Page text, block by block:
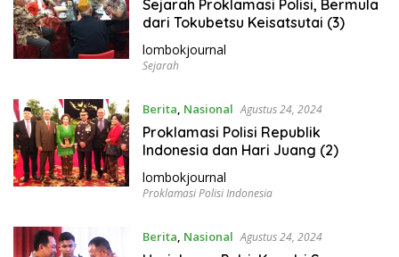
Sejarah Proklamasi Polisi, Bermula
dari Tokubetsu Keisatsutai (3)
lombokjournal
Sejarah
Berita Nasional Agustus 24, 2024
Proklamasi Polisi Republik
Indonesia dan Hari Juang (2)
lombokjournal
Proklamasi Polisi Indonesia
Berita Nasional Agustus 24, 2024